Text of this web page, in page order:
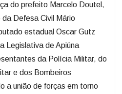
do prefeito Marcelo Doutel,
Defesa Civil Mário
estadual Oscar Gutz
Legislativa de Apiúna
da Polícia Militar, do
e dos Bombeiros
a união de forças em torno